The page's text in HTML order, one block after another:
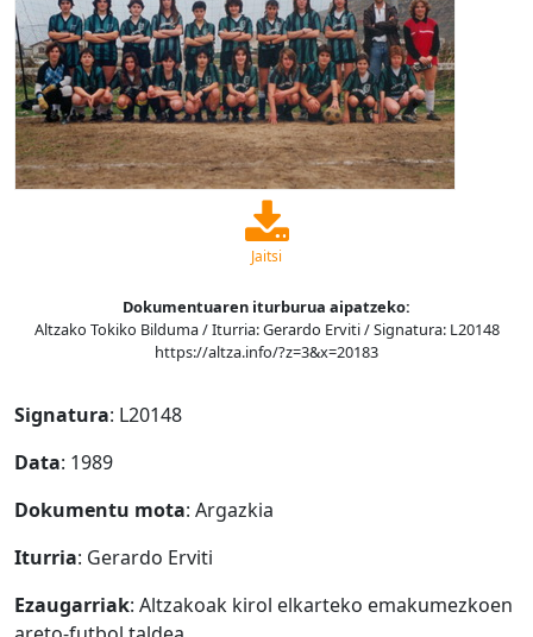
Jaitsi
Dokumentuaren iturburua aipatzeko:
Altzako Tokiko Bilduma / Iturria: Gerardo Erviti / Signatura: L20148
https://altza.info/?z=3&x=20183
Signatura: L20148
Data: 1989
Dokumentu mota: Argazkia
Iturria: Gerardo Erviti
Ezaugarriak: Altzakoak kirol elkarteko emakumezkoen